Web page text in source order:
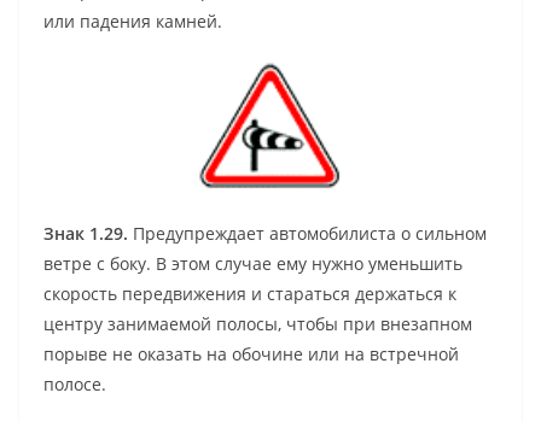
или падения камней.
Знак 1.29. Предупреждает автомобилиста о сильном
ветре с боку. В этом случае ему нужно уменьшить
скорость передвижения и стараться держаться к
центру занимаемой полосы, чтобы при внезапном
порыве не оказать на обочине или на встречной
полосе.